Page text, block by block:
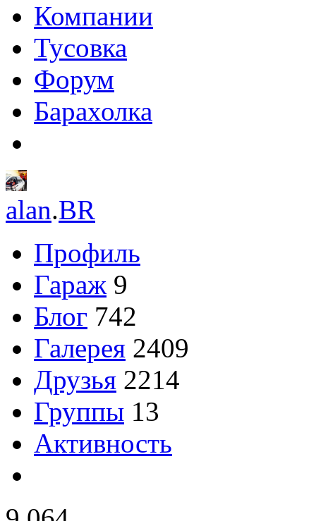
Компании
Тусовка
Форум
Барахолка
alan.BR
Профиль
Гараж 9
Блог 742
Галерея 2409
Друзья 2214
Группы 13
Активность